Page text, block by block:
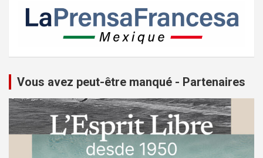
Vous avez peut-être manqué - Partenaires